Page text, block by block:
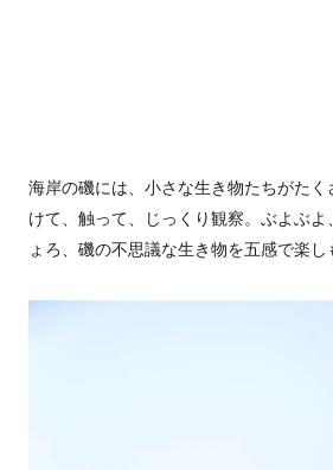
海岸の磯には、小さな生き物たちがた
けて、触って、じっくり観察。ぶよぶよ
ょろ、磯の不思議な生き物を五感で楽し